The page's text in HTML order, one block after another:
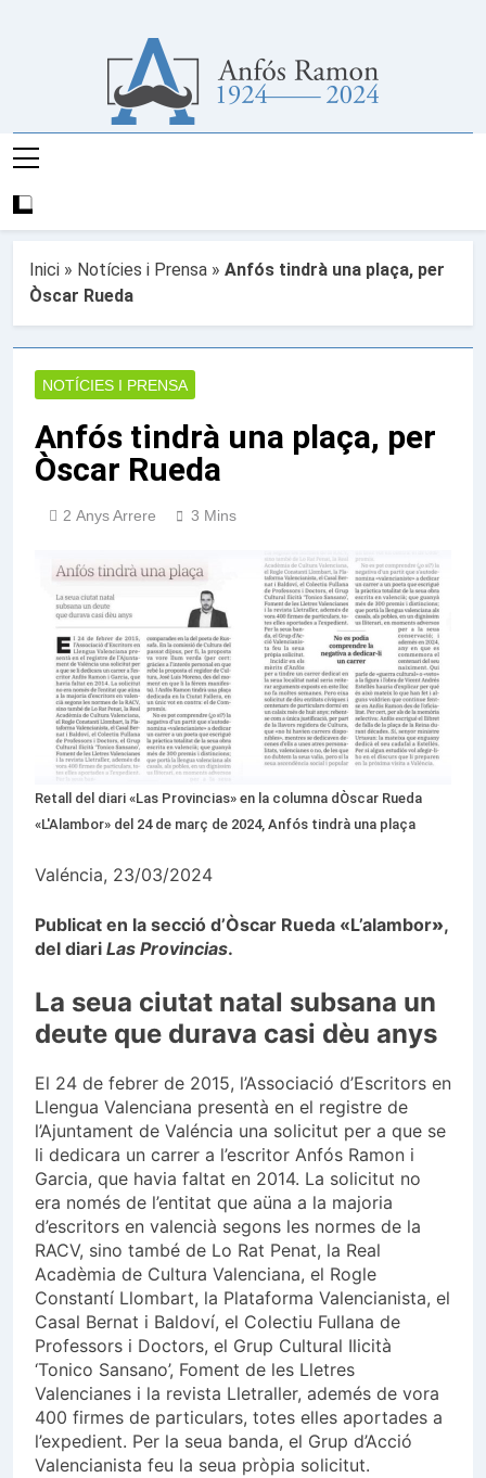
Inici » Notícies i Prensa » Anfós tindrà una plaça, per
Òscar Rueda
NOTÍCIES I PRENSA
Anfós tindrà una plaça, per
Òscar Rueda
2 Anys Arrere 3 Mins
Retall del diari «Las Provincias» en la columna dÒscar Rueda
«L'Alambor» del 24 de març de 2024, Anfós tindrà una plaça
Valéncia, 23/03/2024
Publicat en la secció d’Òscar Rueda «L’alambor»,
del diari Las Provincias.
La seua ciutat natal subsana un
deute que durava casi dèu anys
El 24 de febrer de 2015, l’Associació d’Escritors en
Llengua Valenciana presentà en el registre de
l’Ajuntament de Valéncia una solicitut per a que se
li dedicara un carrer a l’escritor Anfós Ramon i
Garcia, que havia faltat en 2014. La solicitut no
era només de l’entitat que aüna a la majoria
d’escritors en valencià segons les normes de la
RACV, sino també de Lo Rat Penat, la Real
Acadèmia de Cultura Valenciana, el Rogle
Constantí Llombart, la Plataforma Valencianista, el
Casal Bernat i Baldoví, el Colectiu Fullana de
Professors i Doctors, el Grup Cultural Ilicità
‘Tonico Sansano’, Foment de les Lletres
Valencianes i la revista Lletraller, ademés de vora
400 firmes de particulars, totes elles aportades a
l’expedient. Per la seua banda, el Grup d’Acció
Valencianista feu la seua pròpia solicitut.